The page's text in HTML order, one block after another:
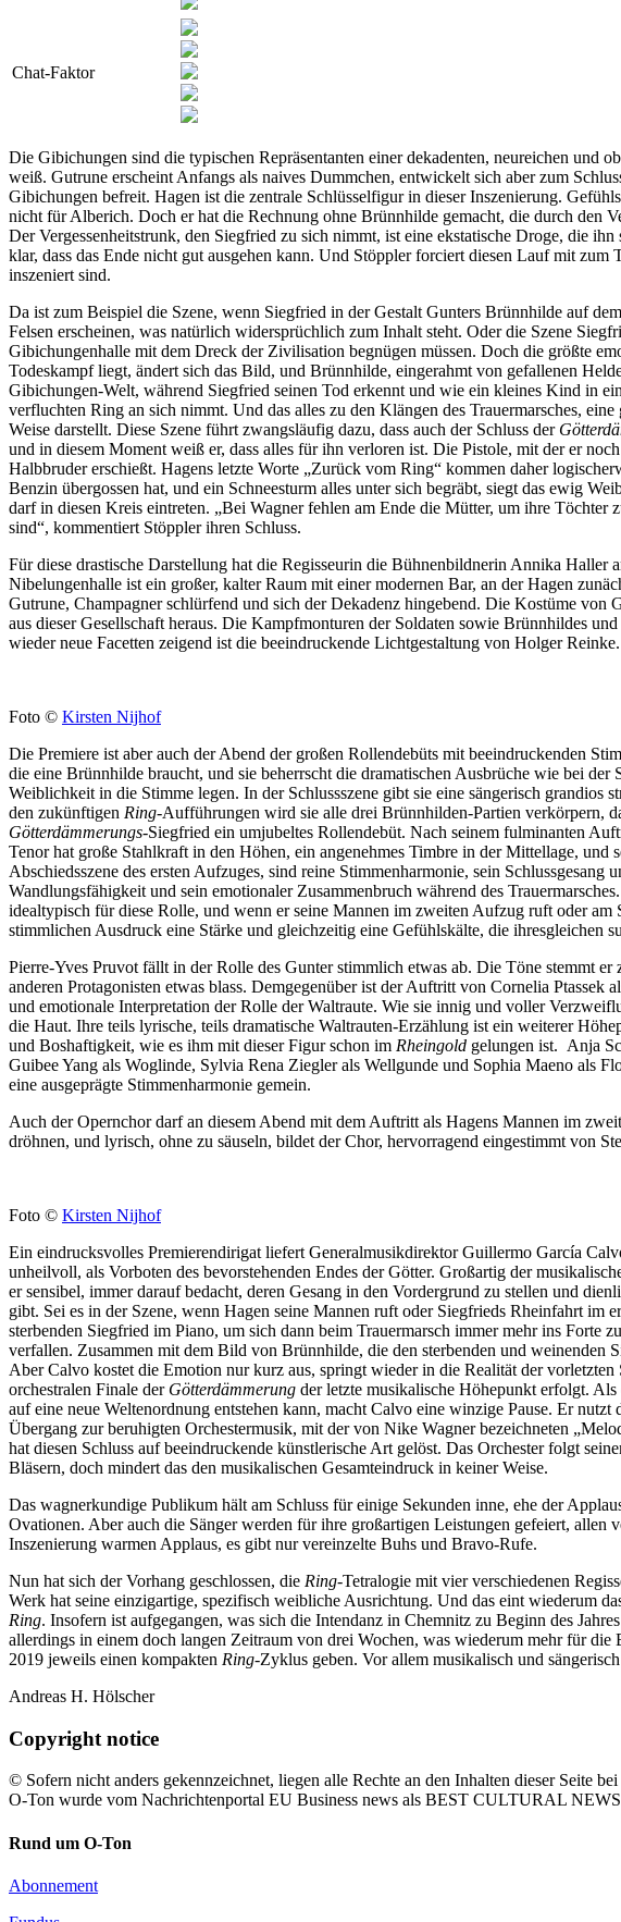
Chat-Faktor
Die Gibichungen sind die typischen Repräsentanten einer dekadenten, neureichen
weiß. Gutrune erscheint Anfangs als naives Dummchen, entwickelt sich aber zum
Gibichungen befreit. Hagen ist die zentrale Schlüsselfigur in dieser Inszenierung.
nicht für Alberich. Doch er hat die Rechnung ohne Brünnhilde gemacht, die durch den
Der Vergessenheitstrunk, den Siegfried zu sich nimmt, ist eine ekstatische Droge, die
klar, dass das Ende nicht gut ausgehen kann. Und Stöppler forciert diesen Lauf mit
inszeniert sind.
Da ist zum Beispiel die Szene, wenn Siegfried in der Gestalt Gunters Brünnhilde auf
Felsen erscheinen, was natürlich widersprüchlich zum Inhalt steht. Oder die Szene
Gibichungenhalle mit dem Dreck der Zivilisation begnügen müssen. Doch die größte
Todeskampf liegt, ändert sich das Bild, und Brünnhilde, eingerahmt von gefallenen
Gibichungen-Welt, während Siegfried seinen Tod erkennt und wie ein kleines Kind in
verfluchten Ring an sich nimmt. Und das alles zu den Klängen des Trauermarsches,
Weise darstellt. Diese Szene führt zwangsläufig dazu, dass auch der Schluss der
und in diesem Moment weiß er, dass alles für ihn verloren ist. Die Pistole, mit der er
Halbbruder erschießt. Hagens letzte Worte „Zurück vom Ring“ kommen daher
Benzin übergossen hat, und ein Schneesturm alles unter sich begräbt, siegt das ewig
darf in diesen Kreis eintreten. „Bei Wagner fehlen am Ende die Mütter, um ihre
sind“, kommentiert Stöppler ihren Schluss.
Für diese drastische Darstellung hat die Regisseurin die Bühnenbildnerin Annika
Nibelungenhalle ist ein großer, kalter Raum mit einer modernen Bar, an der Hagen
Gutrune, Champagner schlürfend und sich der Dekadenz hingebend. Die Kostüme
aus dieser Gesellschaft heraus. Die Kampfmonturen der Soldaten sowie Brünnhildes
wieder neue Facetten zeigend ist die beeindruckende Lichtgestaltung von Holger Reinke.
Foto © Kirsten Nijhof
Die Premiere ist aber auch der Abend der großen Rollendebüts mit beeindruckenden
die eine Brünnhilde braucht, und sie beherrscht die dramatischen Ausbrüche wie bei
Weiblichkeit in die Stimme legen. In der Schlussszene gibt sie eine sängerisch
den zukünftigen Ring-Aufführungen wird sie alle drei Brünnhilden-Partien verkörpern,
Götterdämmerungs-Siegfried ein umjubeltes Rollendebüt. Nach seinem fulminanten
Tenor hat große Stahlkraft in den Höhen, ein angenehmes Timbre in der Mittellage,
Abschiedsszene des ersten Aufzuges, sind reine Stimmenharmonie, sein
Wandlungsfähigkeit und sein emotionaler Zusammenbruch während des
idealtypisch für diese Rolle, und wenn er seine Mannen im zweiten Aufzug ruft oder am
stimmlichen Ausdruck eine Stärke und gleichzeitig eine Gefühlskälte, die ihresgleichen
Pierre-Yves Pruvot fällt in der Rolle des Gunter stimmlich etwas ab. Die Töne stemmt
anderen Protagonisten etwas blass. Demgegenüber ist der Auftritt von Cornelia
und emotionale Interpretation der Rolle der Waltraute. Wie sie innig und voller
die Haut. Ihre teils lyrische, teils dramatische Waltrauten-Erzählung ist ein weiterer
und Boshaftigkeit, wie es ihm mit dieser Figur schon im Rheingold gelungen ist. Anja
Guibee Yang als Woglinde, Sylvia Rena Ziegler als Wellgunde und Sophia Maeno als
eine ausgeprägte Stimmenharmonie gemein.
Auch der Opernchor darf an diesem Abend mit dem Auftritt als Hagens Mannen im
dröhnen, und lyrisch, ohne zu säuseln, bildet der Chor, hervorragend eingestimmt von
Foto © Kirsten Nijhof
Ein eindrucksvolles Premierendirigat liefert Generalmusikdirektor Guillermo García
unheilvoll, als Vorboten des bevorstehenden Endes der Götter. Großartig der
er sensibel, immer darauf bedacht, deren Gesang in den Vordergrund zu stellen und
gibt. Sei es in der Szene, wenn Hagen seine Mannen ruft oder Siegfrieds Rheinfahrt im
sterbenden Siegfried im Piano, um sich dann beim Trauermarsch immer mehr ins Forte
verfallen. Zusammen mit dem Bild von Brünnhilde, die den sterbenden und weinenden
Aber Calvo kostet die Emotion nur kurz aus, springt wieder in die Realität der
orchestralen Finale der Götterdämmerung der letzte musikalische Höhepunkt erfolgt.
auf eine neue Weltenordnung entstehen kann, macht Calvo eine winzige Pause. Er
Übergang zur beruhigten Orchestermusik, mit der von Nike Wagner bezeichneten
hat diesen Schluss auf beeindruckende künstlerische Art gelöst. Das Orchester folgt
Bläsern, doch mindert das den musikalischen Gesamteindruck in keiner Weise.
Das wagnerkundige Publikum hält am Schluss für einige Sekunden inne, ehe der
Ovationen. Aber auch die Sänger werden für ihre großartigen Leistungen gefeiert,
Inszenierung warmen Applaus, es gibt nur vereinzelte Buhs und Bravo-Rufe.
Nun hat sich der Vorhang geschlossen, die Ring-Tetralogie mit vier verschiedenen
Werk hat seine einzigartige, spezifisch weibliche Ausrichtung. Und das eint wiederum
Ring. Insofern ist aufgegangen, was sich die Intendanz in Chemnitz zu Beginn des
allerdings in einem doch langen Zeitraum von drei Wochen, was wiederum mehr für die
2019 jeweils einen kompakten Ring-Zyklus geben. Vor allem musikalisch und
Andreas H. Hölscher
Copyright notice
© Sofern nicht anders gekennzeichnet, liegen alle Rechte an den Inhalten dieser Seite bei
O-Ton wurde vom Nachrichtenportal EU Business news als BEST CULTURAL
Rund um O-Ton
Abonnement